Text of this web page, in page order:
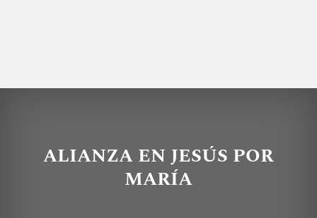
ALIANZA EN JESÚS POR
MARÍA